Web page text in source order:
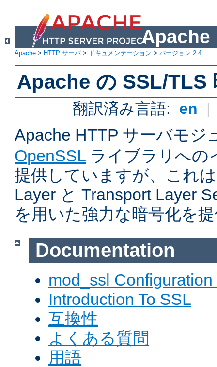
Apache
Apache > HTTP サーバ> ドキュメンテーション > バージョン 2.4
Apache の SSL/TLS
翻訳済み言語: en |
Apache HTTP サーバモジ
OpenSSL ライブラリへの
提供していますが、これ
Layer と Transport Layer
を用いた強力な暗号化を
Documentation
mod_ssl Configuration
Introduction To SSL
互換性
よくある質問
用語